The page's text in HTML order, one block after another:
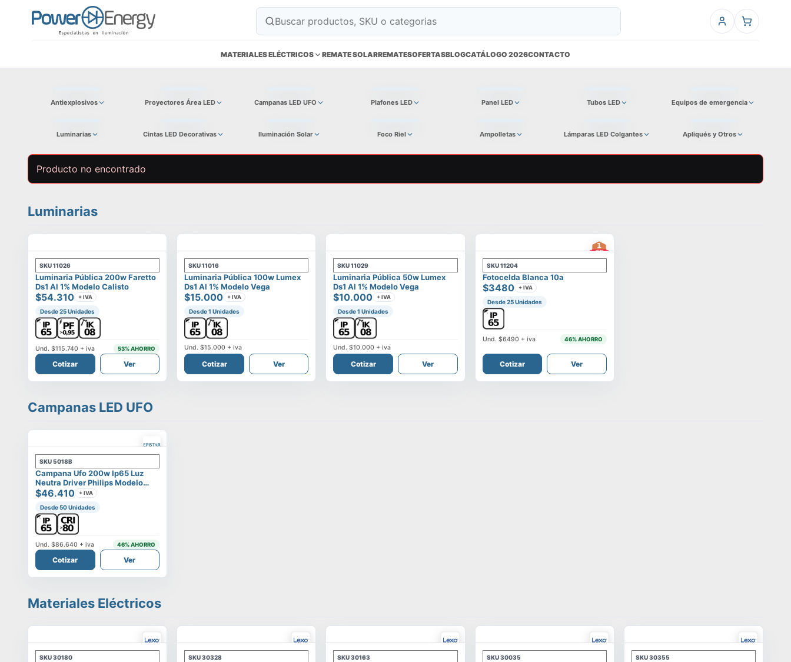
MATERIALES ELÉCTRICOS REMATE SOLARREMATESOFERTASBLOGCATÁLOGO 2026CONTACTO
Antiexplosivos Proyectores Área LED Campanas LED UFO Plafones LED Panel LED Tubos LED Equipos de emergencia
Luminarias Cintas LED Decorativas Iluminación Solar Foco Riel Ampolletas Lámparas LED Colgantes Apliqués y Otros
Producto no encontrado
Luminarias
SKU11026
Luminaria Pública 200w Faretto
Ds1 Al 1% Modelo Calisto
$54.310 + IVA
Desde 25 Unidades
Und.$115.740 + iva 53% AHORRO
Cotizar Ver
SKU11016
Luminaria Pública 100w Lumex
Ds1 Al 1% Modelo Vega
$15.000 + IVA
Desde 1 Unidades
Und.$15.000 + iva
Cotizar Ver
SKU11029
Luminaria Pública 50w Lumex
Ds1 Al 1% Modelo Vega
$10.000 + IVA
Desde 1 Unidades
Und.$10.000 + iva
Cotizar Ver
SKU11204
Fotocelda Blanca 10a
$3480 + IVA
Desde 25 Unidades
Und. $6490 + iva 46% AHORRO
Cotizar Ver
Campanas LED UFO
SKU5018B
Campana Ufo 200w Ip65 Luz
Neutra Driver Philips Modelo
Eltanin
$46.410 + IVA
Desde 50 Unidades
Und.$86.640 + iva 46% AHORRO
Cotizar Ver
Materiales Eléctricos
SKU30180 SKU30328 SKU30163 SKU30035 SKU30355